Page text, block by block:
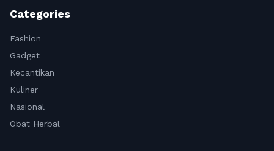
Categories
Fashion
Gadget
Kecantikan
Kuliner
Nasional
Obat Herbal